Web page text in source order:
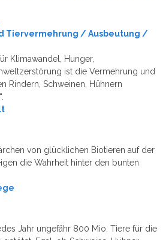
Tiervermehrung / Ausbeutung /
Klimawandel, Hunger,
ist die Vermehrung und
Rindern, Schweinen, Hühnern
von glücklichen Biotieren auf der
die Wahrheit hinter den bunten
Jahr ungefähr 800 Mio. Tiere für die